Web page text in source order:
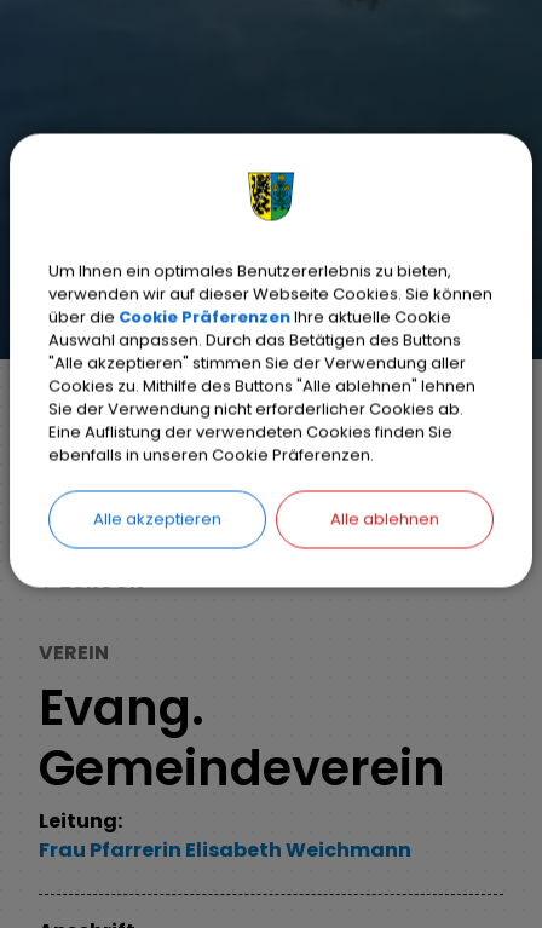
Markt Weisendorf
Weisendorf erleben
Vereine und Verbände
Detail
ZURÜCK
VEREIN
Evang.
Gemeindeverein
Leitung:
Frau Pfarrerin ElisabethWeichmann
Um Ihnen ein optimales Benutzererlebnis zu bieten,
verwenden wir auf dieser Webseite Cookies. Sie können
über die Cookie PräferenzenIhre aktuelle Cookie
Auswahl anpassen. Durch das Betätigen des Buttons
"Alle akzeptieren" stimmen Sie der Verwendung aller
Cookies zu. Mithilfe des Buttons "Alle ablehnen" lehnen
Sie der Verwendung nicht erforderlicher Cookies ab.
Eine Auflistung der verwendeten Cookies finden Sie
ebenfalls in unseren Cookie Präferenzen.
Alle akzeptieren Alle ablehnen